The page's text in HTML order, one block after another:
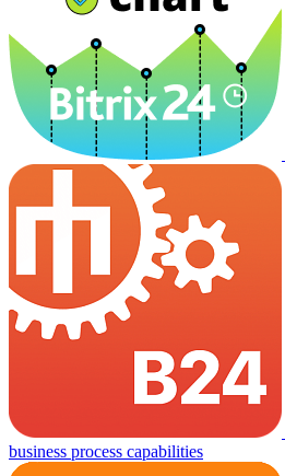
business process capabilities